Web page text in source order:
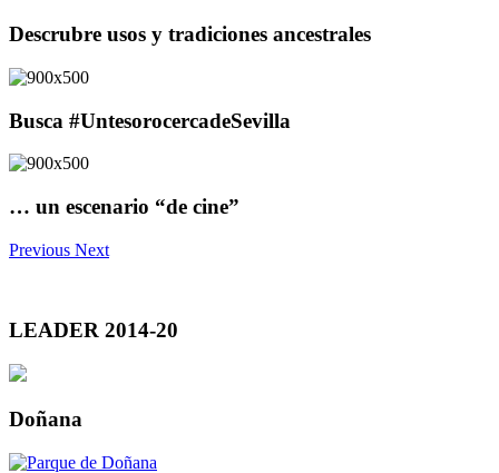
Descrubre usos y tradiciones ancestrales
Busca #UntesorocercadeSevilla
… un escenario “de cine”
Previous Next
LEADER 2014-20
Doñana